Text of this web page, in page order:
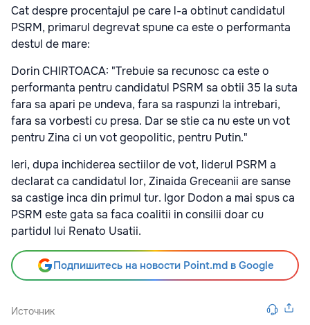
Cat despre procentajul pe care l-a obtinut candidatul
PSRM, primarul degrevat spune ca este o performanta
destul de mare:
Dorin CHIRTOACA: "Trebuie sa recunosc ca este o
performanta pentru candidatul PSRM sa obtii 35 la suta
fara sa apari pe undeva, fara sa raspunzi la intrebari,
fara sa vorbesti cu presa. Dar se stie ca nu este un vot
pentru Zina ci un vot geopolitic, pentru Putin."
Ieri, dupa inchiderea sectiilor de vot, liderul PSRM a
declarat ca candidatul lor, Zinaida Greceanii are sanse
sa castige inca din primul tur. Igor Dodon a mai spus ca
PSRM este gata sa faca coalitii in consilii doar cu
partidul lui Renato Usatii.
Подпишитесь на новости Point.md в Google
Источник